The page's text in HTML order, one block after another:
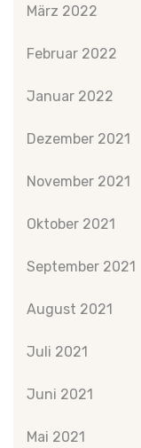
März 2022
Februar 2022
Januar 2022
Dezember 2021
November 2021
Oktober 2021
September 2021
August 2021
Juli 2021
Juni 2021
Mai 2021